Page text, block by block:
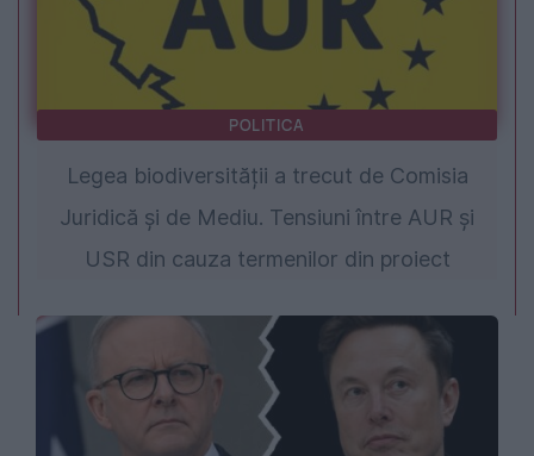
POLITICA
Legea biodiversității a trecut de Comisia
Juridică și de Mediu. Tensiuni între AUR și
USR din cauza termenilor din proiect